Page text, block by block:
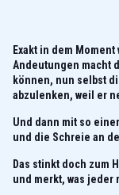
Exakt in dem
Andeutungen macht
können, nun selbst
abzulenken, weil er
Und dann mit so
und die Schreie an
Das stinkt doch zum
und merkt, was jeder